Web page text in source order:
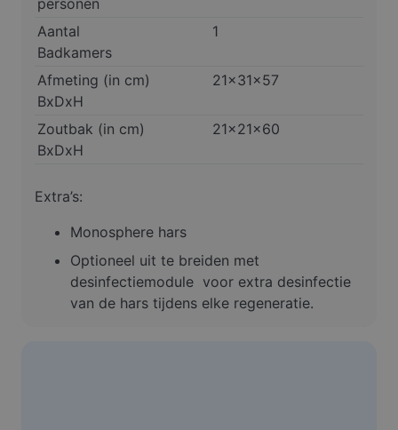
Aantal
Badkamers
1
Afmeting (in cm)
BxDxH
21x31x57
Zoutbak (in cm)
BxDxH
21x21x60
Extra’s:
Monosphere hars
Optioneel uit te breiden met
desinfectiemodule voor extra desinfectie
van de hars tijdens elke regeneratie.